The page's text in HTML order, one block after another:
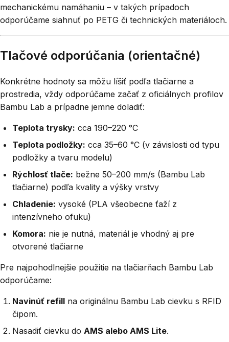
mechanickému namáhaniu – v takých prípadoch
odporúčame siahnuť po PETG či technických materiáloch.
Tlačové odporúčania (orientačné)
Konkrétne hodnoty sa môžu líšiť podľa tlačiarne a
prostredia, vždy odporúčame začať z oficiálnych profilov
Bambu Lab a prípadne jemne doladiť:
Teplota trysky: cca 190–220 °C
Teplota podložky: cca 35–60 °C (v závislosti od typu
podložky a tvaru modelu)
Rýchlosť tlače: bežne 50–200 mm/s (Bambu Lab
tlačiarne) podľa kvality a výšky vrstvy
Chladenie: vysoké (PLA všeobecne ťaží z
intenzívneho ofuku)
Komora: nie je nutná, materiál je vhodný aj pre
otvorené tlačiarne
Pre najpohodlnejšie použitie na tlačiarňach Bambu Lab
odporúčame:
Navinúť refill na originálnu Bambu Lab cievku s RFID
čipom.
Nasadiť cievku do AMS alebo AMS Lite.